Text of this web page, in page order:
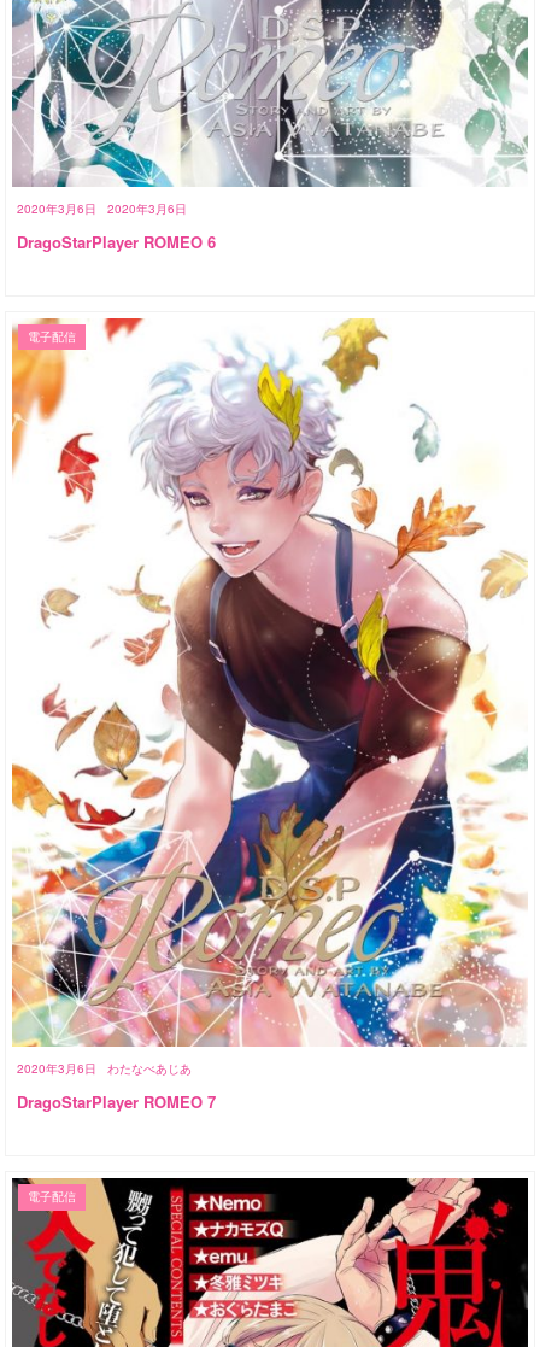
2020年3月6日 2020年3月6日
DragoStarPlayer ROMEO 6
2020年3月6日 わたなべあじあ
電子配信
DragoStarPlayer ROMEO 7
電子配信